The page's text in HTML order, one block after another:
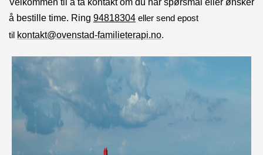
å bestille time. Ring 94818304eller send epost
til kontakt@ovenstad-familieterapi.no.